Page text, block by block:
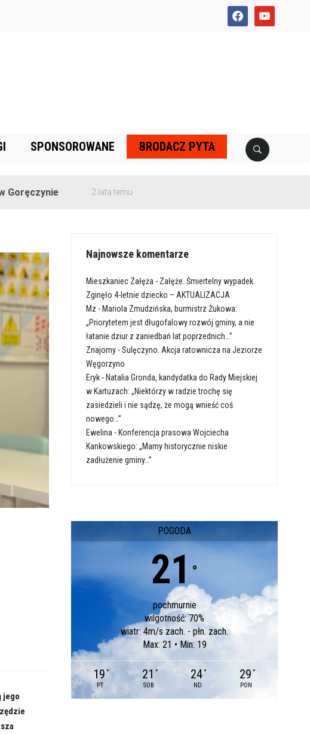
facebookyoutube
SPONSOROWANE BRODACZ PYTA
2 lata temu
jego
Najnowsze komentarze
Mieszkaniec Załęża - Załęże. Śmiertelny wypadek.
Zginęło 4-letnie dziecko – AKTUALIZACJA
Mz - Mariola Zmudzińska, burmistrz Żukowa:
„Priorytetem jest długofalowy rozwój gminy, a nie
łatanie dziur z zaniedbań lat poprzednich…”
Znajomy -Sulęczyno. Akcja ratownicza na Jeziorze
Węgorzyno
Eryk - Natalia Gronda, kandydatka do Rady Miejskiej
w Kartuzach: „Niektórzy w radzie trochę się
zasiedzieli i nie sądzę, że mogą wnieść coś
nowego…”
Ewelina - Konferencja prasowa Wojciecha
Kankowskiego: „Mamy historycznie niskie
zadłużenie gminy…”
POGODA
21 °
pochmurnie
wilgotność: 70%
wiatr: 4m/s zach. - płn. zach.
Max: 21 • Min: 19
19 °
PT
21 °
SOB
24 °
ND
29 °
PON